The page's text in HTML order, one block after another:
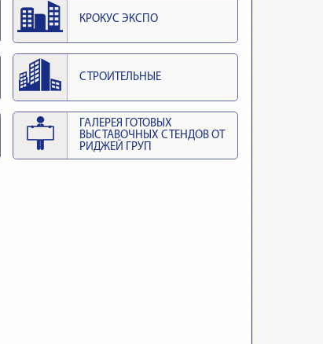
КРОКУС ЭКСПО
СТРОИТЕЛЬНЫЕ
ГАЛЕРЕЯ ГОТОВЫХ
ВЫСТАВОЧНЫХ СТЕНДОВ ОТ
РИДЖЕЙ ГРУП